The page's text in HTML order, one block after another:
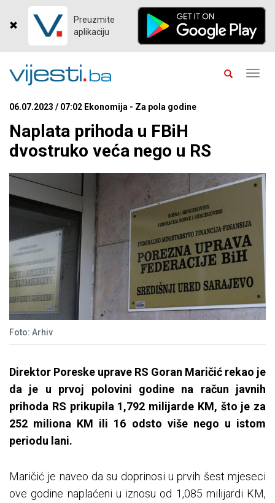
Preuzmite
aplikaciju
06.07.2023 / 07:02 Ekonomija - Za pola godine
Naplata prihoda u FBiH
dvostruko veća nego u RS
Foto: Arhiv
Direktor Poreske uprave RS Goran Maričić rekao je
da je u prvoj polovini godine na račun javnih
prihoda RS prikupila 1,792 milijarde KM, što je za
252 miliona KM ili 16 odsto više nego u istom
periodu lani.
Maričić je naveo da su doprinosi u prvih šest mjeseci
ove godine naplaćeni u iznosu od 1,085 milijardi KM,